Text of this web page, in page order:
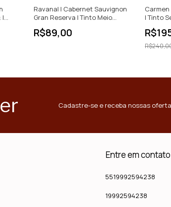
|
Ravanal | Cabernet Sauvignon
Gran Reserva | Tinto Meio
Seco | 750ml
R$89,00
| Tinto
Cadastre-se e receba nossas
Entre em contato
5519992594238
19992594238